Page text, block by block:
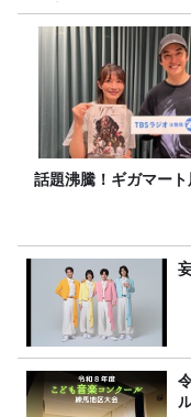
理由
話題沸騰！ギガマート